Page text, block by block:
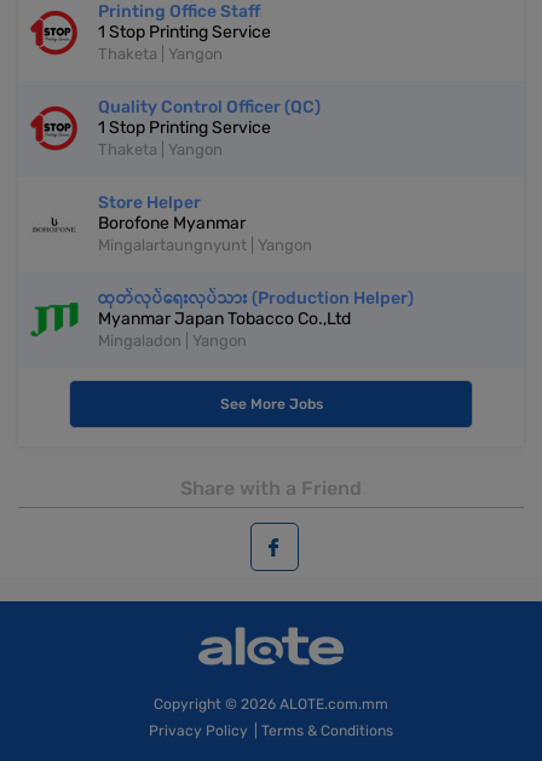
Printing Office Staff
1 Stop Printing Service
Thaketa | Yangon
Quality Control Officer (QC)
1 Stop Printing Service
Thaketa | Yangon
Store Helper
Borofone Myanmar
Mingalartaungnyunt | Yangon
ထုတ်လုပ်ရေးလုပ်သား (Production Helper)
Myanmar Japan Tobacco Co.,Ltd
Mingaladon | Yangon
See More Jobs
Share with a Friend
Copyright © 2026 ALOTE.com.mm
Privacy Policy
Terms & Conditions